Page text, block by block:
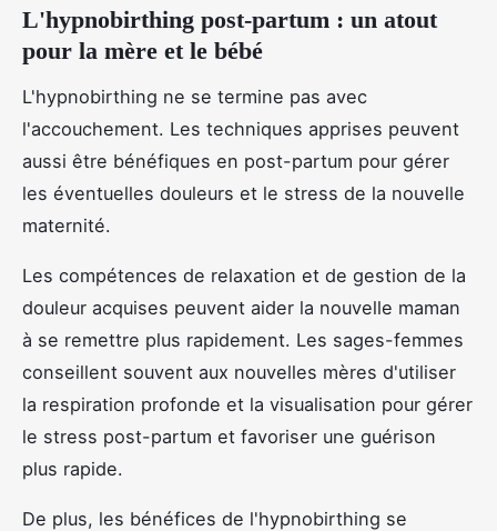
L'hypnobirthing post-partum : un atout
pour la mère et le bébé
L'hypnobirthing ne se termine pas avec
l'accouchement. Les techniques apprises peuvent
aussi être bénéfiques en post-partum pour gérer
les éventuelles douleurs et le stress de la nouvelle
maternité.
Les compétences de relaxation et de gestion de la
douleur acquises peuvent aider la nouvelle maman
à se remettre plus rapidement. Les sages-femmes
conseillent souvent aux nouvelles mères d'utiliser
la respiration profonde et la visualisation pour gérer
le stress post-partum et favoriser une guérison
plus rapide.
De plus, les bénéfices de l'hypnobirthing se